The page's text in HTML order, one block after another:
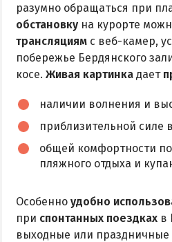
разумно обращаться при
обстановку на курорте
трансляциям с веб-камер,
побережье Бердянского
косе. Живая картинка дает
наличии волнения и
приблизительной силе
общей комфортности
пляжного отдыха и
Особенно удобно
при спонтанных поездках в
выходные или праздничные